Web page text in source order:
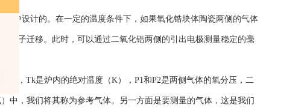
设计的。在一定的温度条件下，如果氧化锆块体陶瓷两侧的气体
离子迁移。此时，可以通过二氧化锆两侧的引出电极测量稳定的毫
，Tk是炉内的绝对温度（K），P1和P2是两侧气体的氧分压，二
中，我们将其称为参考气体。另一方面是要测量的气体，这是我们